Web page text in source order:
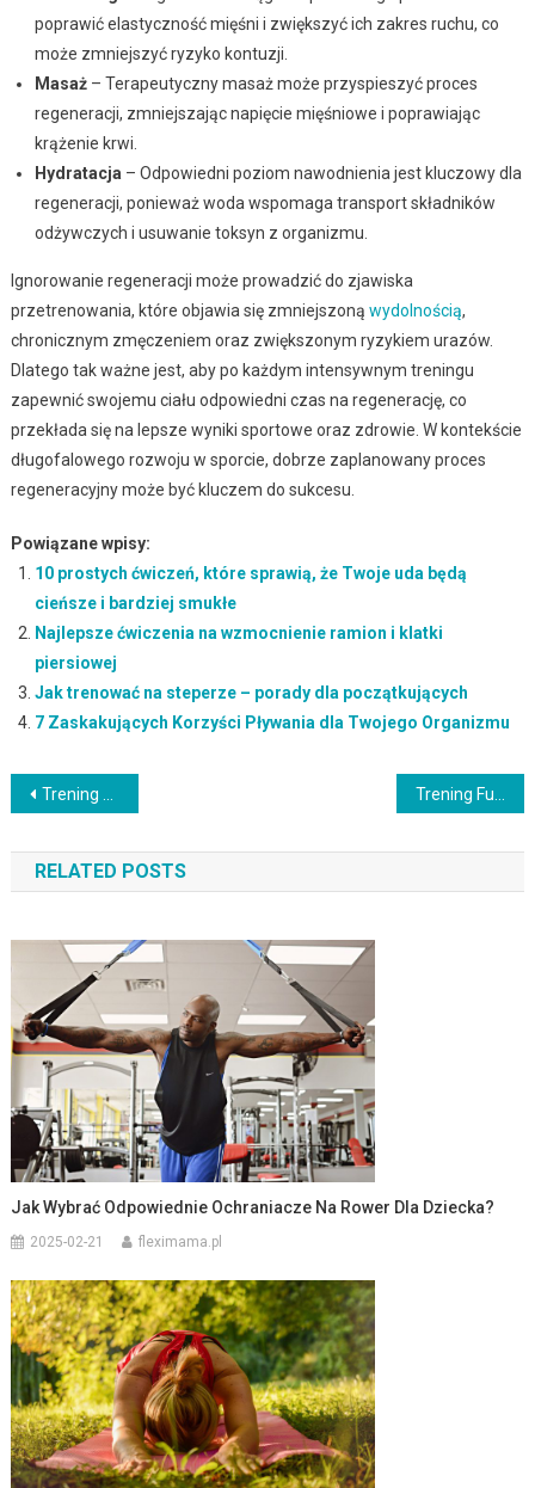
poprawić elastyczność mięśni i zwiększyć ich zakres ruchu, co
może zmniejszyć ryzyko kontuzji.
Masaż– Terapeutyczny masaż może przyspieszyć proces
regeneracji, zmniejszając napięcie mięśniowe i poprawiając
krążenie krwi.
Hydratacja – Odpowiedni poziom nawodnienia jest kluczowy dla
regeneracji, ponieważ woda wspomaga transport składników
odżywczych i usuwanie toksyn z organizmu.
Ignorowanie regeneracji może prowadzić do zjawiska
przetrenowania, które objawia się zmniejszoną wydolnością,
chronicznym zmęczeniem oraz zwiększonym ryzykiem urazów.
Dlatego tak ważne jest, aby po każdym intensywnym treningu
zapewnić swojemu ciału odpowiedni czas na regenerację, co
przekłada się na lepsze wyniki sportowe oraz zdrowie. W kontekście
długofalowego rozwoju w sporcie, dobrze zaplanowany proces
regeneracyjny może być kluczem do sukcesu.
Powiązane wpisy:
10 prostych ćwiczeń, które sprawią, że Twoje uda będą
cieńsze i bardziej smukłe
Najlepsze ćwiczenia na wzmocnienie ramion i klatki
piersiowej
Jak trenować na steperze – porady dla początkujących
7 Zaskakujących Korzyści Pływania dla Twojego Organizmu
Nawigacja
wpisu
Trening Stretchingowy: Elastyczność i Lepsze Samopoczucie
RELATED POSTS
Jak Wybrać Odpowiednie Ochraniacze Na Rower Dla Dziecka?
2025-02-21 fleximama.pl